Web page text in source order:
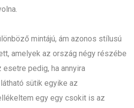
mintájú, ám azonos stílusú
amelyek az ország négy részébe
pedig, ha annyira
sütik egyike az
egy egy csokit is az